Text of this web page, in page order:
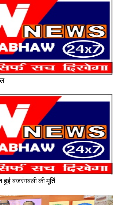
हुई बजरंगबली की मूर्ति